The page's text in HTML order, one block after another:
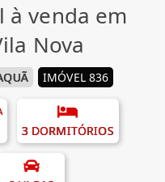
à venda em
Nova
IMÓVEL 836
3 DORMITÓRIOS